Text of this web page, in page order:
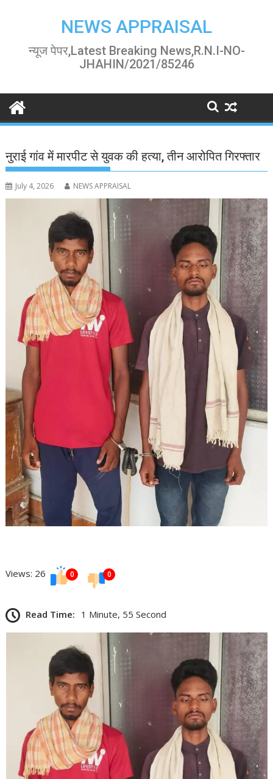
NEWS APPRAISAL
न्यूज पेपर,Latest Breaking News,R.N.I-NO-
JHAHIN/2021/85246
नुराई गांव में मारपीट से युवक की हत्या, तीन आरोपित गिरफ्तार
July 4, 2026 NEWS APPRAISAL
Views: 26 0 0
Read Time: 1 Minute, 55 Second